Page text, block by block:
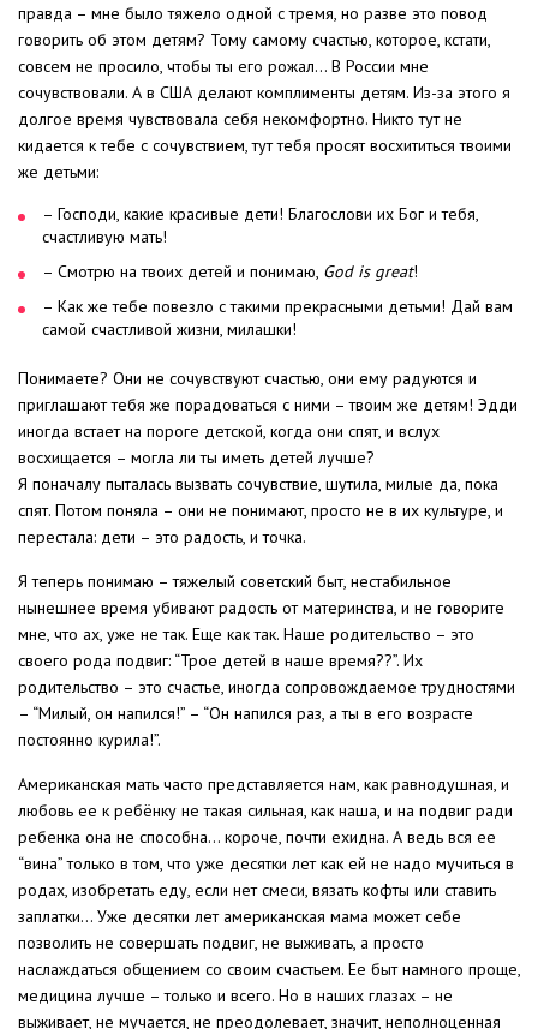
правда – мне было тяжело одной с тремя, но разве это повод
говорить об этом детям? Тому самому счастью, которое, кстати,
совсем не просило, чтобы ты его рожал… В России мне
сочувствовали. А в США делают комплименты детям. Из-за этого я
долгое время чувствовала себя некомфортно. Никто тут не
кидается к тебе с сочувствием, тут тебя просят восхититься твоими
же детьми:
– Господи, какие красивые дети! Благослови их Бог и тебя,
счастливую мать!
– Смотрю на твоих детей и понимаю, God is great!
– Как же тебе повезло с такими прекрасными детьми! Дай вам
самой счастливой жизни, милашки!
Понимаете? Они не сочувствуют счастью, они ему радуются и
приглашают тебя же порадоваться с ними – твоим же детям! Эдди
иногда встает на пороге детской, когда они спят, и вслух
восхищается – могла ли ты иметь детей лучше?
Я поначалу пыталась вызвать сочувствие, шутила, милые да, пока
спят. Потом поняла – они не понимают, просто не в их культуре, и
перестала: дети – это радость, и точка.
Я теперь понимаю – тяжелый советский быт, нестабильное
нынешнее время убивают радость от материнства, и не говорите
мне, что ах, уже не так. Еще как так. Наше родительство – это
своего рода подвиг: “Трое детей в наше время??”. Их
родительство – это счастье, иногда сопровождаемое трудностями
– “Милый, он напился!” – “Он напился раз, а ты в его возрасте
постоянно курила!”.
Американская мать часто представляется нам, как равнодушная, и
любовь ее к ребёнку не такая сильная, как наша, и на подвиг ради
ребенка она не способна… короче, почти ехидна. А ведь вся ее
“вина” только в том, что уже десятки лет как ей не надо мучиться в
родах, изобретать еду, если нет смеси, вязать кофты или ставить
заплатки… Уже десятки лет американская мама может себе
позволить не совершать подвиг, не выживать, а просто
наслаждаться общением со своим счастьем. Ее быт намного проще,
медицина лучше – только и всего. Но в наших глазах – не
выживает, не мучается, не преодолевает, значит, неполноценная